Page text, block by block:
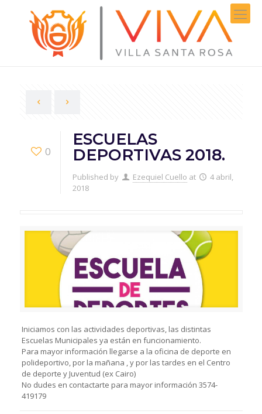
0
ESCUELAS
DEPORTIVAS 2018.
Published by Ezequiel Cuello at
4 abril,
2018
Iniciamos con las actividades deportivas, las distintas
Escuelas Municipales ya están en funcionamiento.
Para mayor información llegarse a la oficina de deporte en
polideportivo, por la mañana , y por las tardes en el Centro
de deporte y Juventud (ex Cairo)
No dudes en contactarte para mayor información 3574-
419179